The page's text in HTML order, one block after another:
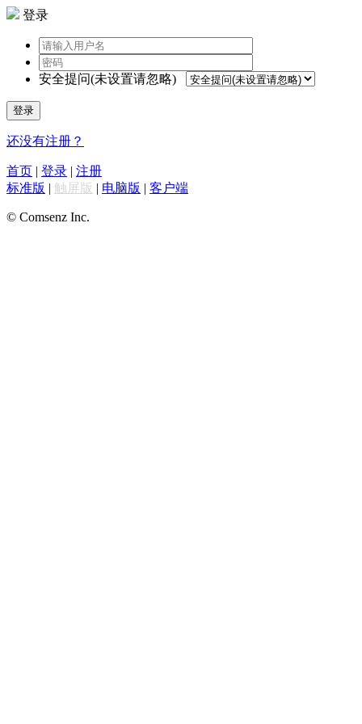
登录
安全提问(未设置请忽略)
登录
还没有注册？
首页 | 登录 | 注册
标准版 | 触屏版 | 电脑版 | 客户端
© Comsenz Inc.